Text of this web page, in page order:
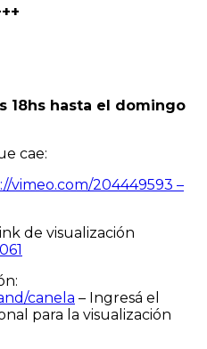
18hs hasta el domingo
cae:
vimeo.com/204449593 –
de visualización
canela – Ingresá el
para la visualización